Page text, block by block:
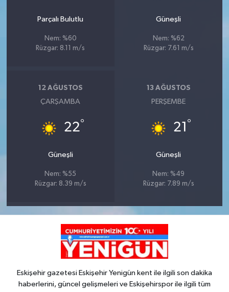
Parçalı Bulutlu
Nem: %60
Rüzgar: 8.11 m/s
Güneşli
Nem: %62
Rüzgar: 7.61 m/s
12 AĞUSTOS
ÇARŞAMBA
22°
Güneşli
Nem: %55
Rüzgar: 8.39 m/s
13 AĞUSTOS
PERŞEMBE
21 °
Güneşli
Nem: %49
Rüzgar: 7.89 m/s
Eskişehir gazetesi Eskişehir Yenigün kent ile ilgili son dakika
haberlerini, güncel gelişmeleri ve Eskişehirspor ile ilgili tüm